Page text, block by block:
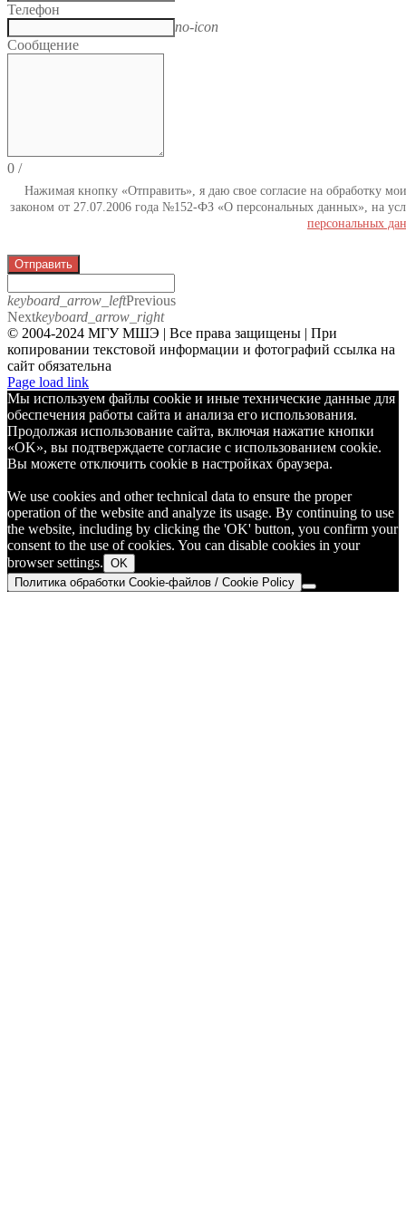
Телефон
no-icon
Сообщение
0 /
Нажимая кнопку «Отправить», я даю свое согласие на обработку
законом от 27.07.2006 года №152-ФЗ «О персональных данных», на
персональных
Отправить
keyboard_arrow_leftPrevious
Nextkeyboard_arrow_right
© 2004-2024 МГУ МШЭ | Все права защищены | При
копировании текстовой информации и фотографий ссылка на
сайт обязательна
Telegram
Page load link
Мы используем файлы cookie и иные технические данные для
обеспечения работы сайта и анализа его использования.
Продолжая использование сайта, включая нажатие кнопки
«OK», вы подтверждаете согласие с использованием cookie.
Вы можете отключить cookie в настройках браузера.
We use cookies and other technical data to ensure the proper
operation of the website and analyze its usage. By continuing to use
the website, including by clicking the 'OK' button, you confirm your
consent to the use of cookies. You can disable cookies in your
browser settings. OK
Политика обработки Cookie-файлов / Cookie Policy